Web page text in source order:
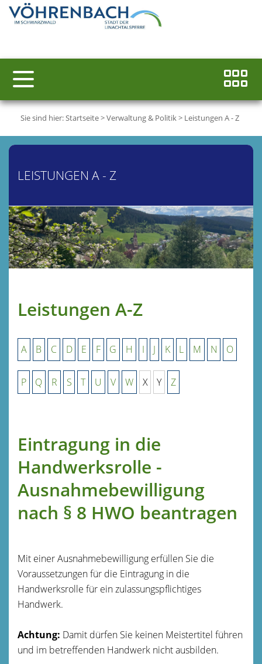
Sie sind hier:Startseite>Verwaltung & Politik> Leistungen A - Z
LEISTUNGEN A - Z
Leistungen A-Z
A B C D E F G H I J K L M N O
P Q R S T U V W X Y Z
Eintragung in die
Handwerksrolle -
Ausnahmebewilligung
nach § 8 HWO beantragen
Mit einer Ausnahmebewilligung erfüllen Sie die
Voraussetzungen für die Eintragung in die
Handwerksrolle für ein zulassungspflichtiges
Handwerk.
Achtung: Damit dürfen Sie keinen Meistertitel führen
und im betreffenden Handwerk nicht ausbilden.